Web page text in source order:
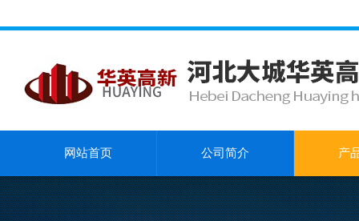
网站首页 公司简介 产